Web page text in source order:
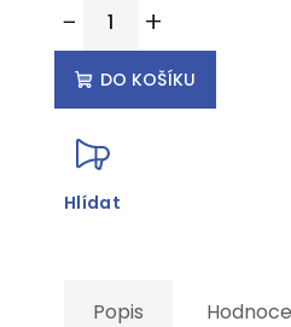
cena:
+
−
DO KOŠÍKU
Hlídat
Popis